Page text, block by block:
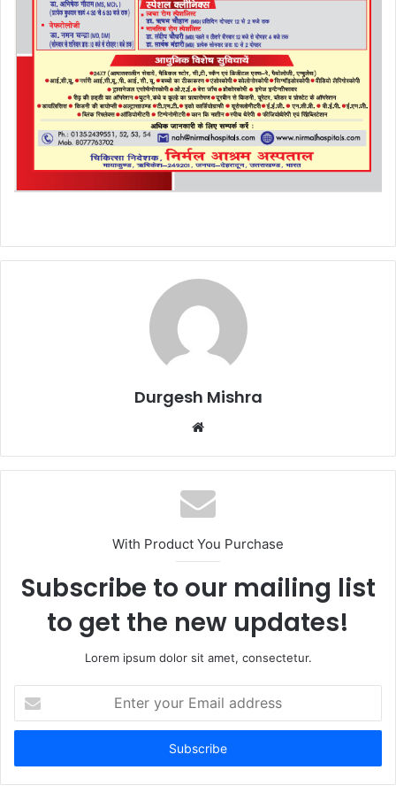
Durgesh Mishra
Website
With Product You Purchase
Subscribe to our mailing list
to get the new updates!
Lorem ipsum dolor sit amet, consectetur.
your
Email